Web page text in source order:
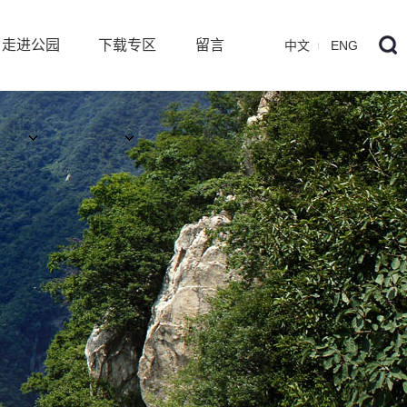
ENG
中文
走进公园 下载专区 留言
板